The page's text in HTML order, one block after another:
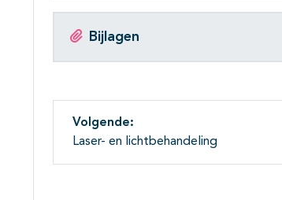
Bijlagen
Volgende:
Laser- en lichtbehandeling